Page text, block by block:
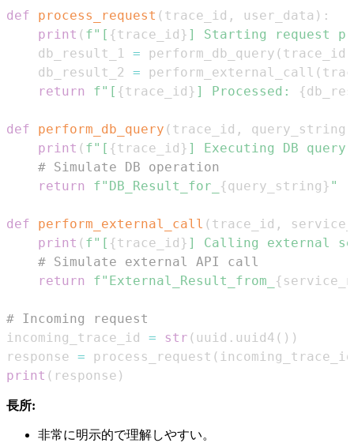
def process_request ( trace_id , user_data ) :
print ( f"[ {trace_id } ] Starting request
    db_result_1
= perform_db_query ( trace_id
    db_result_2
= perform_external_call (
return
f"[ {trace_id } ] Processed: {
def perform_db_query ( trace_id , query_string
print ( f"[ {trace_id } ] Executing DB
# Simulate DB operation
return
f"DB_Result_for_ {query_string } "
def perform_external_call ( trace_id ,
print ( f"[ {trace_id } ] Calling external
# Simulate external API call
return
f"External_Result_from_ {
# Incoming request
incoming_trace_id = str ( uuid . uuid4 ( ) )
response = process_request ( incoming_trace_id
print ( response )
長所:
非常に明示的で理解しやすい。